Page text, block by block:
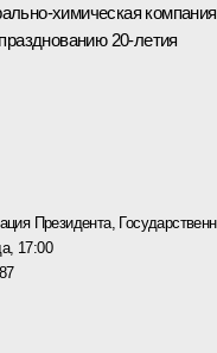
химическая компания
20-летия
Президента,
17:00